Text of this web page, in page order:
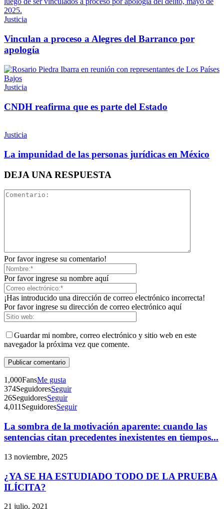
Whatsapp
Telegram
Justicia
Vinculan a proceso a Alegres del Barranco por
apología
Justicia
CNDH reafirma que es parte del Estado
Justicia
La impunidad de las personas jurídicas en México
DEJA UNA RESPUESTA
Por favor ingrese su comentario!
Por favor ingrese su nombre aquí
¡Has introducido una dirección de correo electrónico incorrecta!
Por favor ingrese su dirección de correo electrónico aquí
Guardar mi nombre, correo electrónico y sitio web en este
navegador la próxima vez que comente.
1,000FansMe gusta
374SeguidoresSeguir
26SeguidoresSeguir
4,011 SeguidoresSeguir
La sombra de la motivación aparente: cuando las
sentencias citan precedentes inexistentes en tiempos...
13 noviembre, 2025
¿YA SE HA ESTUDIADO TODO DE LA PRUEBA
ILÍCITA?
21 julio, 2021